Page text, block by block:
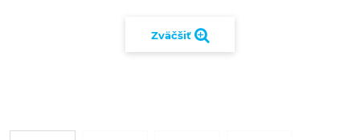
Zväčšiť